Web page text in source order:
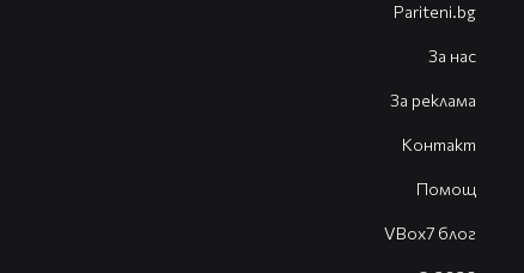
Pariteni.bg
За нас
За реклама
Контакт
Помощ
VBox7 блог